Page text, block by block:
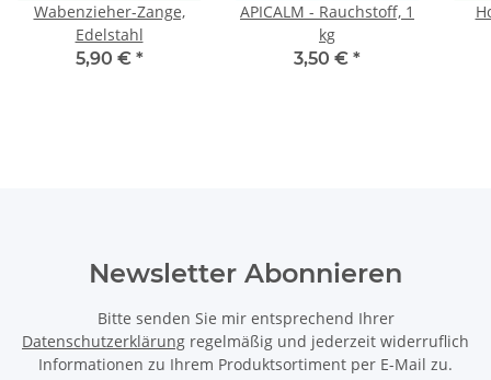
Wabenzieher-Zange,
Edelstahl
5,90 € *
APICALM - Rauchstoff, 1
kg
3,50 € *
Newsletter Abonnieren
Bitte senden Sie mir entsprechend Ihrer
Datenschutzerklärung regelmäßig und jederzeit widerruflich
Informationen zu Ihrem Produktsortiment per E-Mail zu.